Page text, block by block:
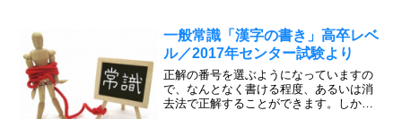
Ｂ 薄皮を剥ぐように２．あんな裏切り方
をされると、彼が（ ...
一般常識「漢字の書き」高卒レベ
ル／2017年センター試験より
正解の番号を選ぶようになっていますの
で、なんとなく書ける程度、あるいは消
去法で正解することができます。しか